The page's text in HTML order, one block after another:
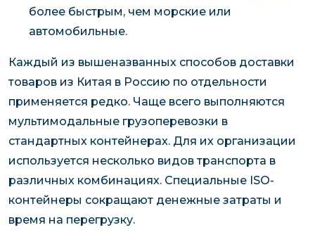
более быстрым, чем морские или
автомобильные.
Каждый из вышеназванных способов доставки
товаров из Китая в Россию по отдельности
применяется редко. Чаще всего выполняются
мультимодальные грузоперевозки в
стандартных контейнерах. Для их организации
используется несколько видов транспорта в
различных комбинациях. Специальные ISO-
контейнеры сокращают денежные затраты и
время на перегрузку.